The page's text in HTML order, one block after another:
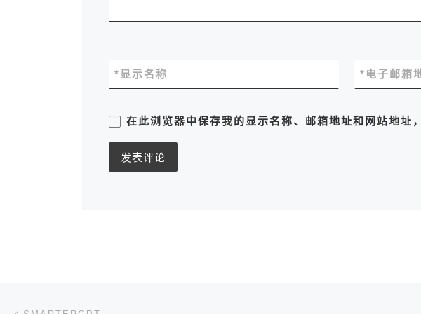
显示名称
* 电子邮箱
*
在此浏览器中保存我的显示名称、邮箱地址和网站地址
文章导航